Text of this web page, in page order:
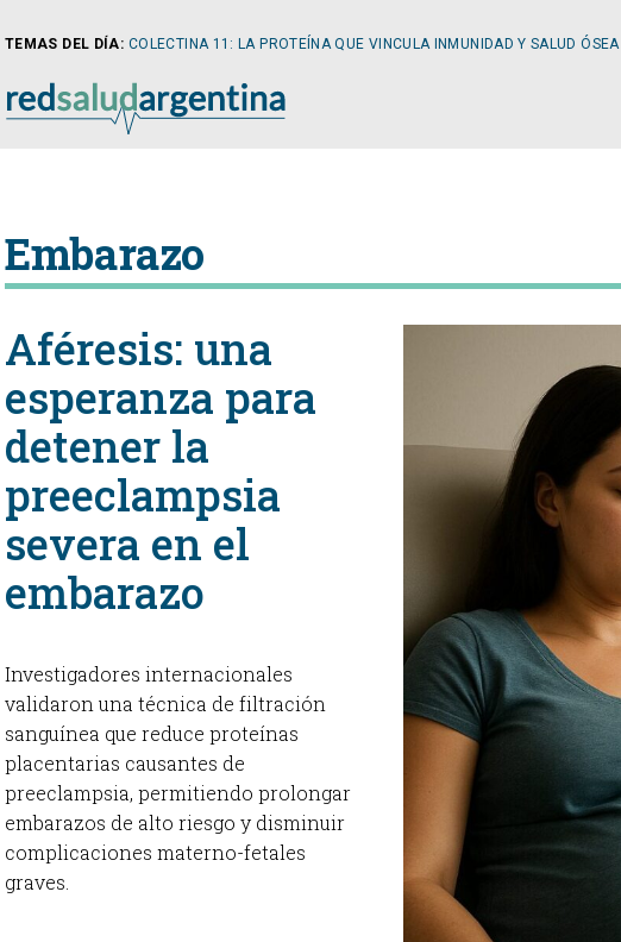
TEMAS DEL DÍA: COLECTINA 11: LA PROTEÍNA QUE VINCULA INMUNIDAD Y SALUD ÓSEA
NOTICIAS
COLUMNISTAS
NEWSLETTER
DIABETOLOGÍA
NEFROLOGÍA
PEDIATRÍA
Embarazo
Aféresis: una
esperanza para
detener la
preeclampsia
severa en el
embarazo
Investigadores internacionales
validaron una técnica de filtración
sanguínea que reduce proteínas
placentarias causantes de
preeclampsia, permitiendo prolongar
embarazos de alto riesgo y disminuir
complicaciones materno-fetales
graves.